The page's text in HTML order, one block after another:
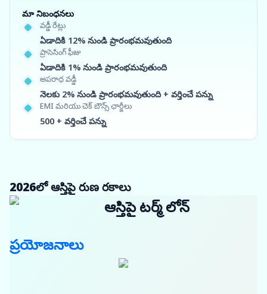
మా నిబంధనలు
వడ్డీ రేట్లు
ఏడాదికి 12% నుండి ప్రారంభమవుతుంది
ప్రాసెసింగ్ ఫీజు
ఏడాదికి 1% నుండి ప్రారంభమవుతుంది
అపరాధ వడ్డీ
నెలకు 2% నుండి ప్రారంభమవుతుంది + వర్తించే పన్ను
EMI మరియు చెక్ బౌన్స్ ఛార్జీలు
500 + వర్తించే పన్ను
2026లో ఆస్తిపై రుణ రకాలు
ఆస్తిపై టర్మ్ లోన్
ప్రయోజనాలు